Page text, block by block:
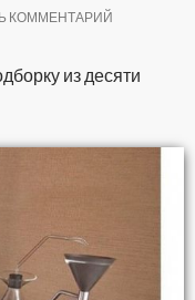
КОММЕНТАРИЙ
из десяти